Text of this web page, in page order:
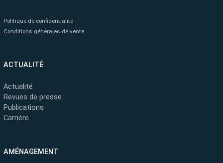
Politique de confidentialité
Conditions générales de vente
ACTUALITÉ
Actualité
Revues de presse
Publications
Carrière
AMÉNAGEMENT